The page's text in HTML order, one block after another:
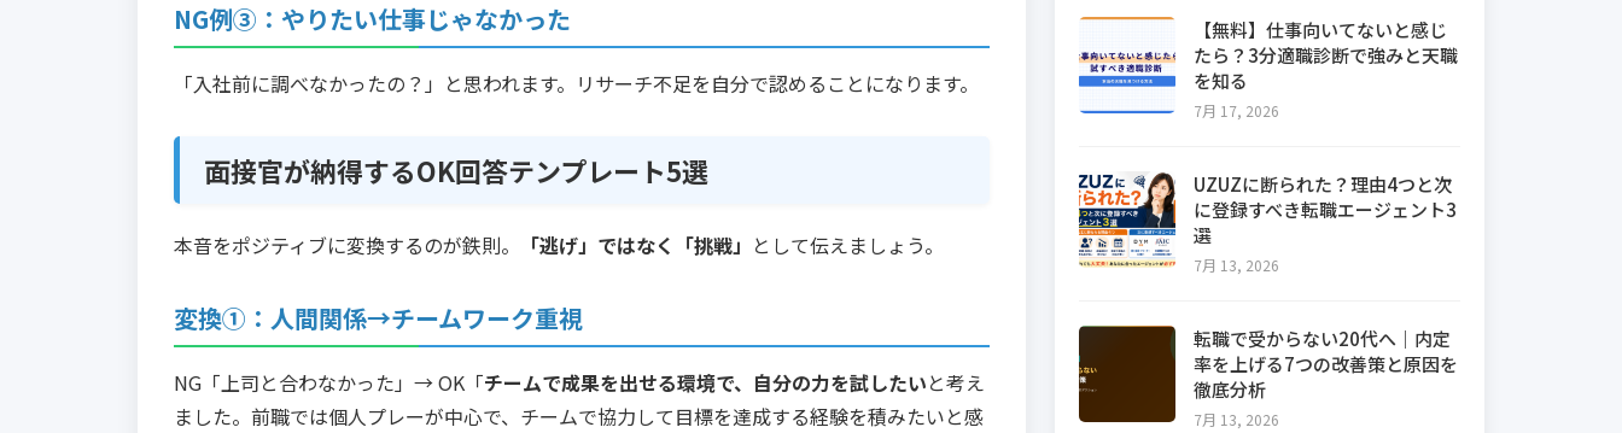
NG例③：やりたい仕事じゃなかった
「入社前に調べなかったの？」と思われます。リサーチ不足を自分で認めることになります。
面接官が納得するOK回答テンプレート5選
本音をポジティブに変換するのが鉄則。 「逃げ」ではなく「挑戦」 として伝えましょう。
変換①：人間関係→チームワーク重視
NG「上司と合わなかった」→ OK「チームで成果を出せる環境で、自分の力を試したいと考え
ました。前職では個人プレーが中心で、チームで協力して目標を達成する経験を積みたいと感
【無料】仕事向いてないと感じ
たら？3分適職診断で強みと天職
を知る
7月 17, 2026
UZUZに断られた？理由4つと次
に登録すべき転職エージェント3
選
7月 13, 2026
転職で受からない20代へ｜内定
率を上げる7つの改善策と原因を
徹底分析
7月 13, 2026